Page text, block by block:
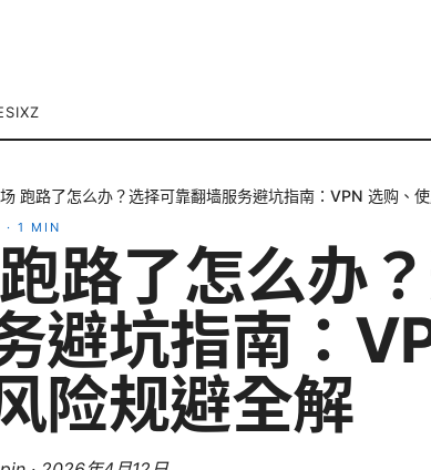
跑路了怎么办？选择可靠翻墙服务避坑指南：VPN 选购、
· 1 MIN
路了怎么办
避坑指南：
险规避全解